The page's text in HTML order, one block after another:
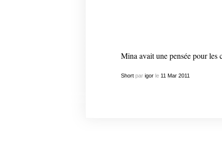
Mina avait une pensée pour les
Shortpar igorle 11 Mar 2011